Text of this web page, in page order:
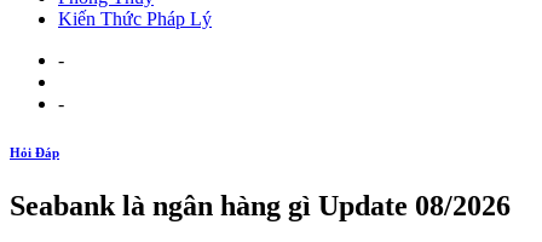
Kiến Thức Pháp Lý
-
-
Hỏi Đáp
Seabank là ngân hàng gì Update 08/2026